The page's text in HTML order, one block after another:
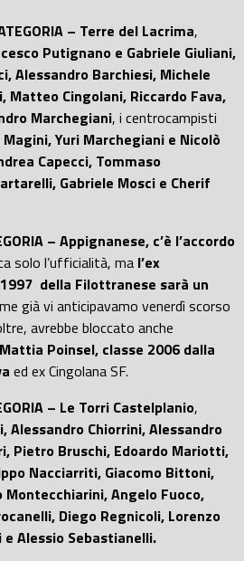
– Terre del Lacrima,
Putignano e Gabriele Giuliani,
Alessandro Barchiesi, Michele
Matteo Cingolani, Riccardo Fava,
Marchegiani, i centrocampisti
Yuri Marchegiani e Nicolò
Capecci, Tommaso
Gabriele Mosci e Cherif
– Appignanese, c’è l’accordo
solo l’ufficialità, ma l’ex
della Filottranese sarà un
già vi anticipavamo venerdì scorso
avrebbe bloccato anche
Poinsel, classe 2006 dalla
ed ex Cingolana SF.
– Le Torri Castelplanio,
Alessandro Chiorrini, Alessandro
Pietro Bruschi, Edoardo Mariotti,
Nacciarriti, Giacomo Bittoni,
Montecchiarini, Angelo Fuoco,
Diego Regnicoli, Lorenzo
Alessio Sebastianelli.